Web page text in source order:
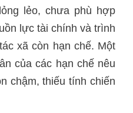
lẻo, chưa phù hợp
lực tài chính và trình
xã còn hạn chế. Một
của các hạn chế nêu
chậm, thiếu tính chiến